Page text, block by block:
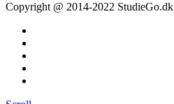
Copyright @ 2014-2022 StudieGo.dk